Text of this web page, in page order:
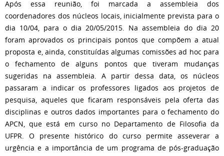
Após essa reunião, foi marcada a assembleia dos
coordenadores dos núcleos locais, inicialmente prevista para o
dia 10/04, para o dia 20/05/2015. Na assembleia do dia 20
foram aprovados os principais pontos que compõem a atual
proposta e, ainda, constituídas algumas comissões ad hoc para
o fechamento de alguns pontos que tiveram mudanças
sugeridas na assembleia. A partir dessa data, os núcleos
passaram a indicar os professores ligados aos projetos de
pesquisa, aqueles que ficaram responsáveis pela oferta das
disciplinas e outros dados importantes para o fechamento do
APCN, que está em curso no Departamento de Filosofia da
UFPR. O presente histórico do curso permite asseverar a
urgência e a importância de um programa de pós-graduação